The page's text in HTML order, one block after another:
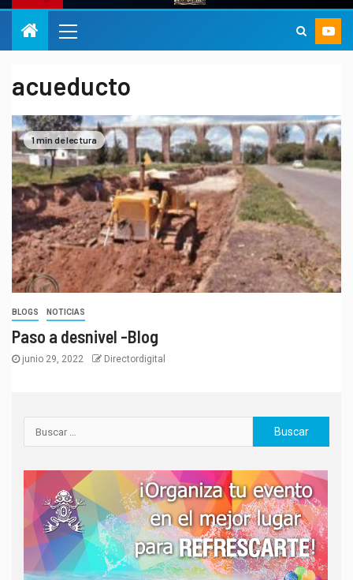
acueducto
1 min de lectura
BLOGS NOTICIAS
Paso a desnivel -Blog
junio 29, 2022 Directordigital